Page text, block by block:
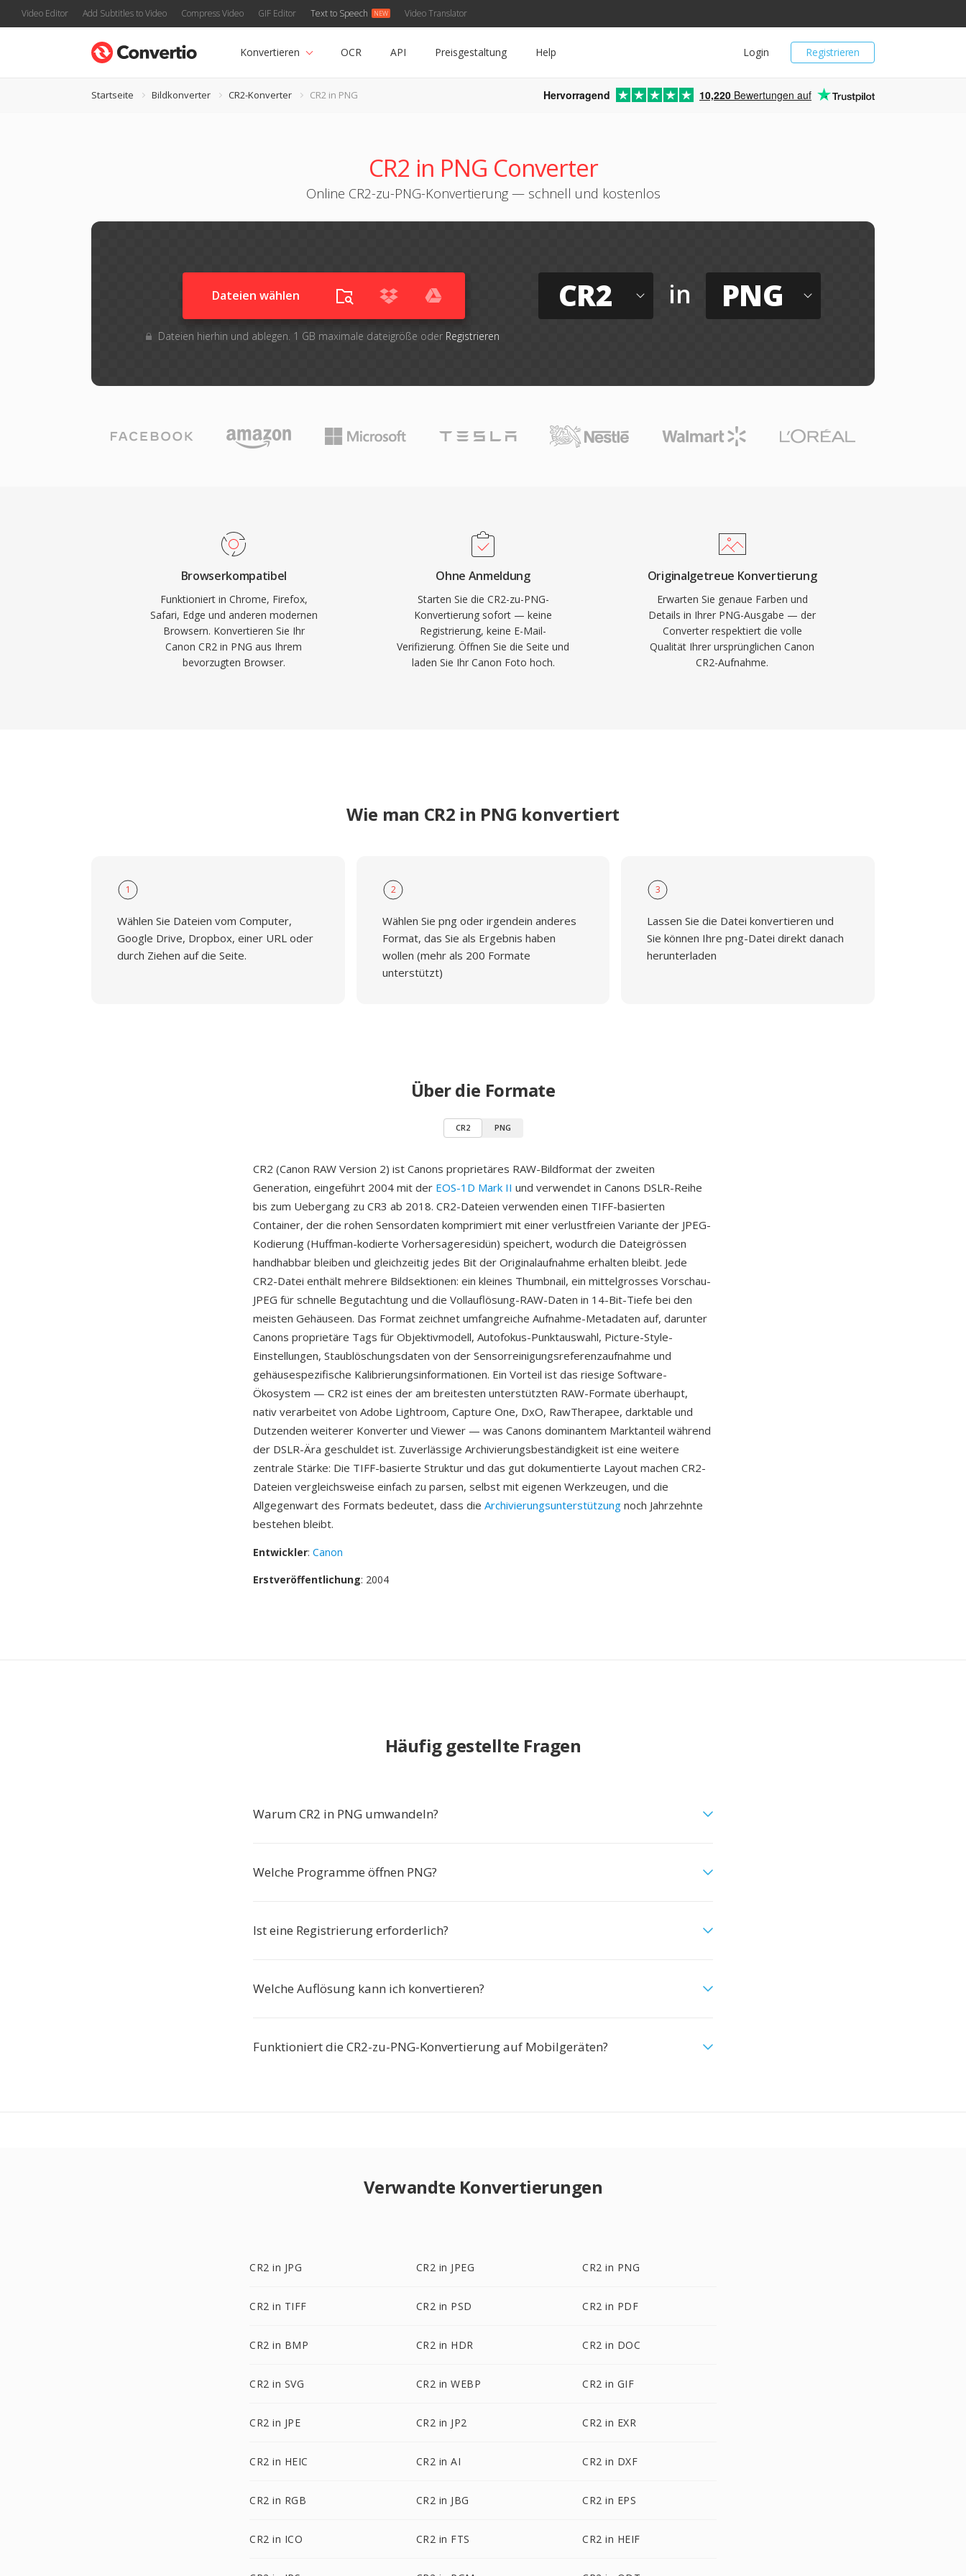
Video Editor Add Subtitles to Video Compress Video GIF Editor Text to Speech Video Translator
Registrieren
Login
Konvertieren OCR API Preisgestaltung Help
Startseite Bildkonverter CR2-Konverter CR2 in PNG Hervorragend 10,220 Bewertungen auf
CR2 in PNG Converter
Online CR2-zu-PNG-Konvertierung — schnell und kostenlos
Dateien wählen
Dateien hierhin und ablegen. 1 GB maximale dateigröße oder Registrieren
CR2 in PNG
Browserkompatibel
Funktioniert in Chrome, Firefox,
Safari, Edge und anderen modernen
Browsern. Konvertieren Sie Ihr
Canon CR2 in PNG aus Ihrem
bevorzugten Browser.
Ohne Anmeldung
Starten Sie die CR2-zu-PNG-
Konvertierung sofort — keine
Registrierung, keine E-Mail-
Verifizierung. Öffnen Sie die Seite und
laden Sie Ihr Canon Foto hoch.
Originalgetreue Konvertierung
Erwarten Sie genaue Farben und
Details in Ihrer PNG-Ausgabe — der
Converter respektiert die volle
Qualität Ihrer ursprünglichen Canon
CR2-Aufnahme.
Wie man CR2 in PNG konvertiert
1
Wählen Sie Dateien vom Computer,
Google Drive, Dropbox, einer URL oder
durch Ziehen auf die Seite.
2
Wählen Sie png oder irgendein anderes
Format, das Sie als Ergebnis haben
wollen (mehr als 200 Formate
unterstützt)
3
Lassen Sie die Datei konvertieren und
Sie können Ihre png-Datei direkt danach
herunterladen
Über die Formate
CR2 PNG
CR2 (Canon RAW Version 2) ist Canons proprietäres RAW-Bildformat der zweiten
Generation, eingeführt 2004 mit der EOS-1D Mark II und verwendet in Canons DSLR-Reihe
bis zum Uebergang zu CR3 ab 2018. CR2-Dateien verwenden einen TIFF-basierten
Container, der die rohen Sensordaten komprimiert mit einer verlustfreien Variante der JPEG-
Kodierung (Huffman-kodierte Vorhersageresidün) speichert, wodurch die Dateigrössen
handhabbar bleiben und gleichzeitig jedes Bit der Originalaufnahme erhalten bleibt. Jede
CR2-Datei enthält mehrere Bildsektionen: ein kleines Thumbnail, ein mittelgrosses Vorschau-
JPEG für schnelle Begutachtung und die Vollauflösung-RAW-Daten in 14-Bit-Tiefe bei den
meisten Gehäuseen. Das Format zeichnet umfangreiche Aufnahme-Metadaten auf, darunter
Canons proprietäre Tags für Objektivmodell, Autofokus-Punktauswahl, Picture-Style-
Einstellungen, Staublöschungsdaten von der Sensorreinigungsreferenzaufnahme und
gehäusespezifische Kalibrierungsinformationen. Ein Vorteil ist das riesige Software-
Ökosystem — CR2 ist eines der am breitesten unterstützten RAW-Formate überhaupt,
nativ verarbeitet von Adobe Lightroom, Capture One, DxO, RawTherapee, darktable und
Dutzenden weiterer Konverter und Viewer — was Canons dominantem Marktanteil während
der DSLR-Ära geschuldet ist. Zuverlässige Archivierungsbeständigkeit ist eine weitere
zentrale Stärke: Die TIFF-basierte Struktur und das gut dokumentierte Layout machen CR2-
Dateien vergleichsweise einfach zu parsen, selbst mit eigenen Werkzeugen, und die
Allgegenwart des Formats bedeutet, dass die Archivierungsunterstützung noch Jahrzehnte
bestehen bleibt.
Entwickler: Canon
Erstveröffentlichung: 2004
Häufig gestellte Fragen
Warum CR2 in PNG umwandeln?
Welche Programme öffnen PNG?
Ist eine Registrierung erforderlich?
Welche Auflösung kann ich konvertieren?
Funktioniert die CR2-zu-PNG-Konvertierung auf Mobilgeräten?
Verwandte Konvertierungen
CR2 in JPG CR2 in JPEG CR2 in PNG
CR2 in TIFF CR2 in PSD CR2 in PDF
CR2 in BMP CR2 in HDR CR2 in DOC
CR2 in SVG CR2 in WEBP CR2 in GIF
CR2 in JPE CR2 in JP2 CR2 in EXR
CR2 in HEIC CR2 in AI CR2 in DXF
CR2 in RGB CR2 in JBG CR2 in EPS
CR2 in ICO CR2 in FTS CR2 in HEIF